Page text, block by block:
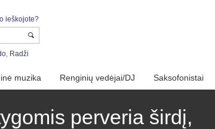
ieškojote?
, Radži
muzika Renginių vedėjai/DJ Saksofonistai
perveria širdį,